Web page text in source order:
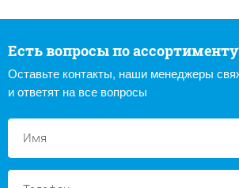
Есть вопросы по
Оставьте контакты, наши менеджеры
и ответят на все вопросы